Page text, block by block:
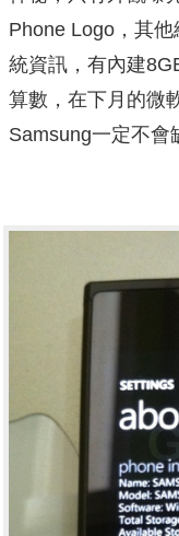
Phone Logo，其
統資訊，有內建
算數，在下月的微
Samsung一定不會